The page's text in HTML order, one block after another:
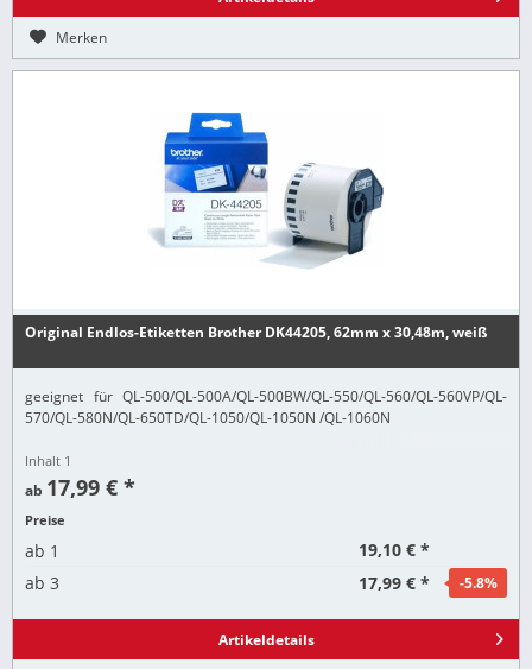
Merken
Original Endlos-Etiketten Brother DK44205, 62mm x 30,48m, weiß
geeignet für QL-500/QL-500A/QL-500BW/QL-550/QL-560/QL-560VP/QL-
570/QL-580N/QL-650TD/QL-1050/QL-1050N /QL-1060N
Inhalt 1
ab 17,99 € *
Preise
ab 1
19,10 € *
ab 3 17,99 € * -5.8%
Artikeldetails